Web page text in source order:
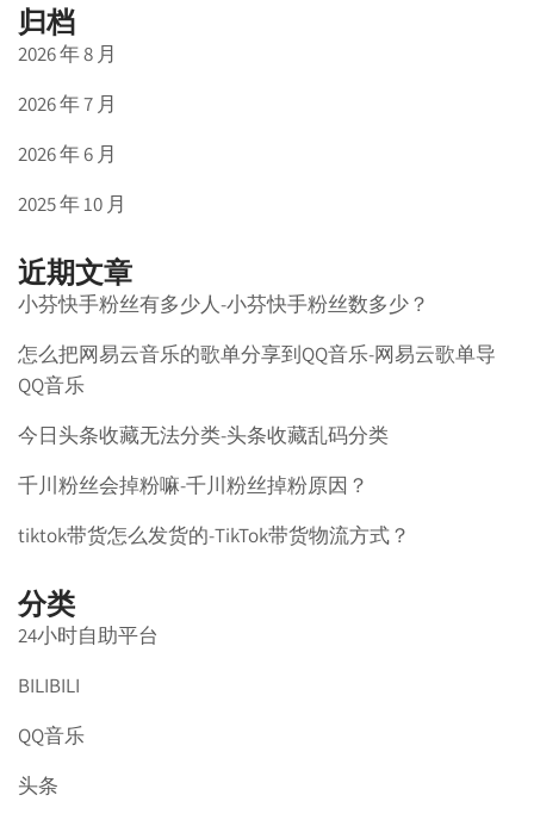
归档
2026 年 8 月
2026 年 7 月
2026 年 6 月
2025 年 10 月
近期文章
小芬快手粉丝有多少人-小芬快手粉丝数多少？
怎么把网易云音乐的歌单分享到QQ音乐-网易云歌单导
QQ音乐
今日头条收藏无法分类-头条收藏乱码分类
千川粉丝会掉粉嘛-千川粉丝掉粉原因？
tiktok带货怎么发货的-TikTok带货物流方式？
分类
24小时自助平台
BILIBILI
QQ音乐
头条